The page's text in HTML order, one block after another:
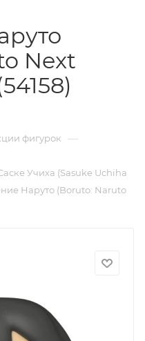
Next
фигурок —
Учиха (Sasuke Uchiha
Наруто (Boruto: Naruto